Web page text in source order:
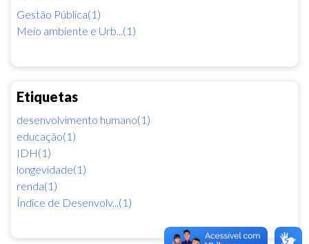
Gestão Pública(1)
Meio ambiente e Urb...(1)
Etiquetas
desenvolvimento humano(1)
educação(1)
IDH(1)
longevidade(1)
renda(1)
Índice de Desenvolv...(1)